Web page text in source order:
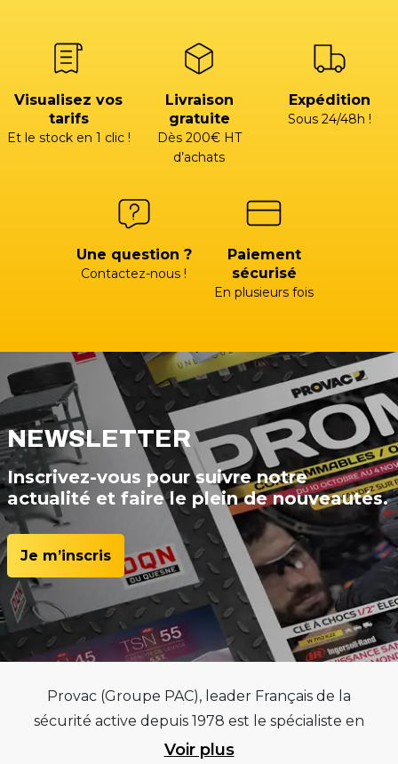
Visualisez vos
tarifs
Et le stock en 1 clic !
Livraison
gratuite
Dès 200€ HT
d’achats
Expédition
Sous 24/48h !
Une question ?
Contactez-nous !
Paiement
sécurisé
En plusieurs fois
NEWSLETTER
Inscrivez-vous pour suivre notre
actualité et faire le plein de nouveautés.
Je m’inscris
Provac (Groupe PAC), leader Français de la
sécurité active depuis 1978 est le spécialiste en
équipements pour garages et centres
Voir plus